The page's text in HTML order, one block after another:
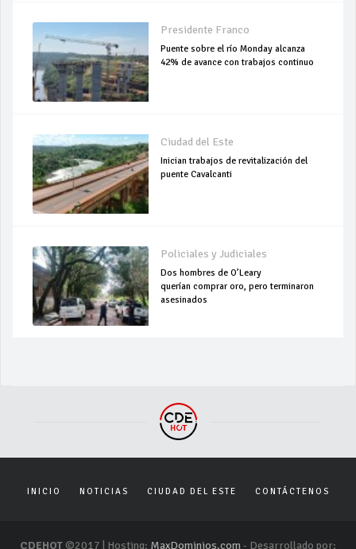
Presidente Franco
Puente sobre el río Monday alcanza
42% de avance con trabajos continuo
Ciudad del Este
Inician trabajos de revitalización del
puente Cavalcanti
Policiales y Judiciales
Dos hombres de O’Leary
querían comprar oro, pero terminaron
asesinados
INICIO NOTICIAS CIUDAD DEL ESTE CONTÁCTENOS
CDEHOT ©2017 | Hosting: MaxDominios.com- Desarrollado por: